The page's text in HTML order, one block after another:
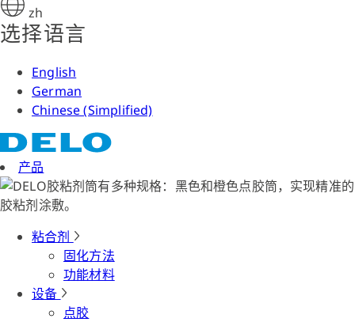
zh
选择语言
English
German
Chinese (Simplified)
产品
粘合剂
固化方法
功能材料
设备
点胶